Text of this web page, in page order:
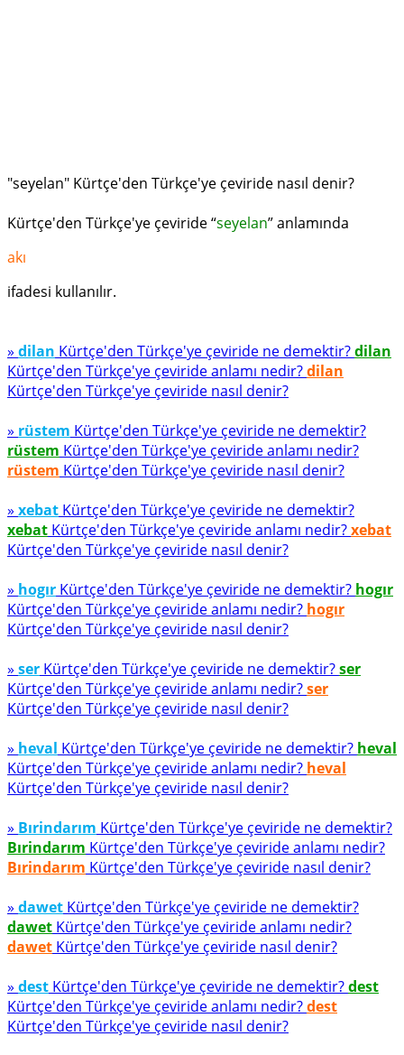
"seyelan" Kürtçe'den Türkçe'ye çeviride nasıl denir?
Kürtçe'den Türkçe'ye çeviride “seyelan” anlamında
akı
ifadesi kullanılır.
» dilan Kürtçe'den Türkçe'ye çeviride ne demektir?dilan
Kürtçe'den Türkçe'ye çeviride anlamı nedir?dilan
Kürtçe'den Türkçe'ye çeviride nasıl denir?
» rüstem Kürtçe'den Türkçe'ye çeviride ne demektir?
rüstem Kürtçe'den Türkçe'ye çeviride anlamı nedir?
rüstem Kürtçe'den Türkçe'ye çeviride nasıl denir?
» xebat Kürtçe'den Türkçe'ye çeviride ne demektir?
xebat Kürtçe'den Türkçe'ye çeviride anlamı nedir?xebat
Kürtçe'den Türkçe'ye çeviride nasıl denir?
» hogır Kürtçe'den Türkçe'ye çeviride ne demektir? hogır
Kürtçe'den Türkçe'ye çeviride anlamı nedir? hogır
Kürtçe'den Türkçe'ye çeviride nasıl denir?
» ser Kürtçe'den Türkçe'ye çeviride ne demektir?ser
Kürtçe'den Türkçe'ye çeviride anlamı nedir?ser
Kürtçe'den Türkçe'ye çeviride nasıl denir?
» heval Kürtçe'den Türkçe'ye çeviride ne demektir? heval
Kürtçe'den Türkçe'ye çeviride anlamı nedir? heval
Kürtçe'den Türkçe'ye çeviride nasıl denir?
» Bırindarım Kürtçe'den Türkçe'ye çeviride ne demektir?
Bırindarım Kürtçe'den Türkçe'ye çeviride anlamı nedir?
Bırindarım Kürtçe'den Türkçe'ye çeviride nasıl denir?
» dawet Kürtçe'den Türkçe'ye çeviride ne demektir?
dawet Kürtçe'den Türkçe'ye çeviride anlamı nedir?
dawet Kürtçe'den Türkçe'ye çeviride nasıl denir?
» dest Kürtçe'den Türkçe'ye çeviride ne demektir?dest
Kürtçe'den Türkçe'ye çeviride anlamı nedir?dest
Kürtçe'den Türkçe'ye çeviride nasıl denir?